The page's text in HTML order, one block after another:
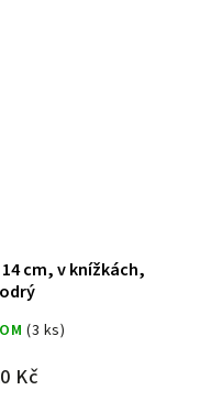
cm, v knížkách,
(3 ks)
Kč